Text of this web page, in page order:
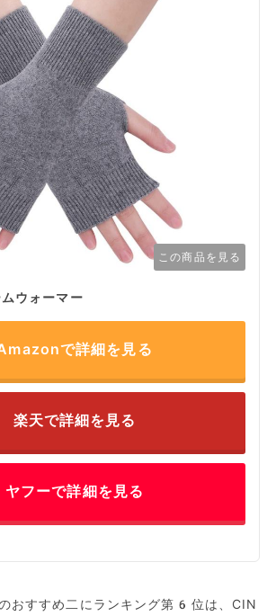
この商品を見る
ウォーマー
で詳細を見る
楽天で詳細を見る
ヤフーで詳細を見る
おすすめ二にランキング第6位は、CIN